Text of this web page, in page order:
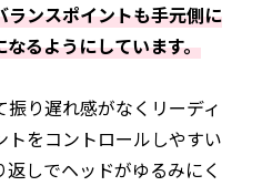
ンスポイントも手元側に
るようにしています。
り遅れ感がなくリーディ
をコントロールしやすい
しでヘッドがゆるみにく